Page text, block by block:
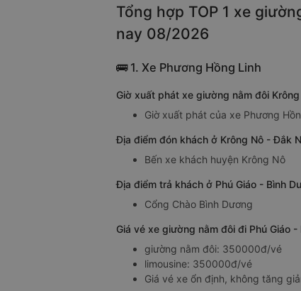
Tổng hợp TOP 1 xe
nay 08/2026
🚌 1. Xe Phương Hồng Linh
Giờ xuất phát xe giường nằm đôi
Giờ xuất phát của xe Phương
Địa điểm đón khách ở Krông Nô - Đắk
Bến xe khách huyện Krông Nô
Địa điểm trả khách ở Phú Giáo - Bình
Cổng Chào Bình Dương
Giá vé xe giường nằm đôi đi Phú Giáo
giường nằm đôi: 350000đ/vé
limousine: 350000đ/vé
Giá vé xe ổn định, không tăng